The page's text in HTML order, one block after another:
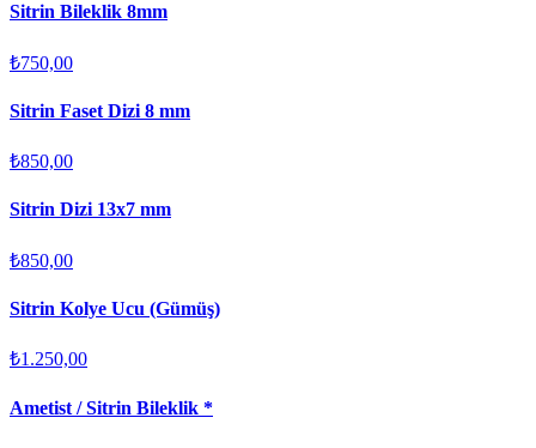
Sitrin Bileklik 8mm
₺750,00
Sitrin Faset Dizi 8 mm
₺850,00
Sitrin Dizi 13x7 mm
₺850,00
Sitrin Kolye Ucu (Gümüş)
₺1.250,00
Ametist / Sitrin Bileklik *